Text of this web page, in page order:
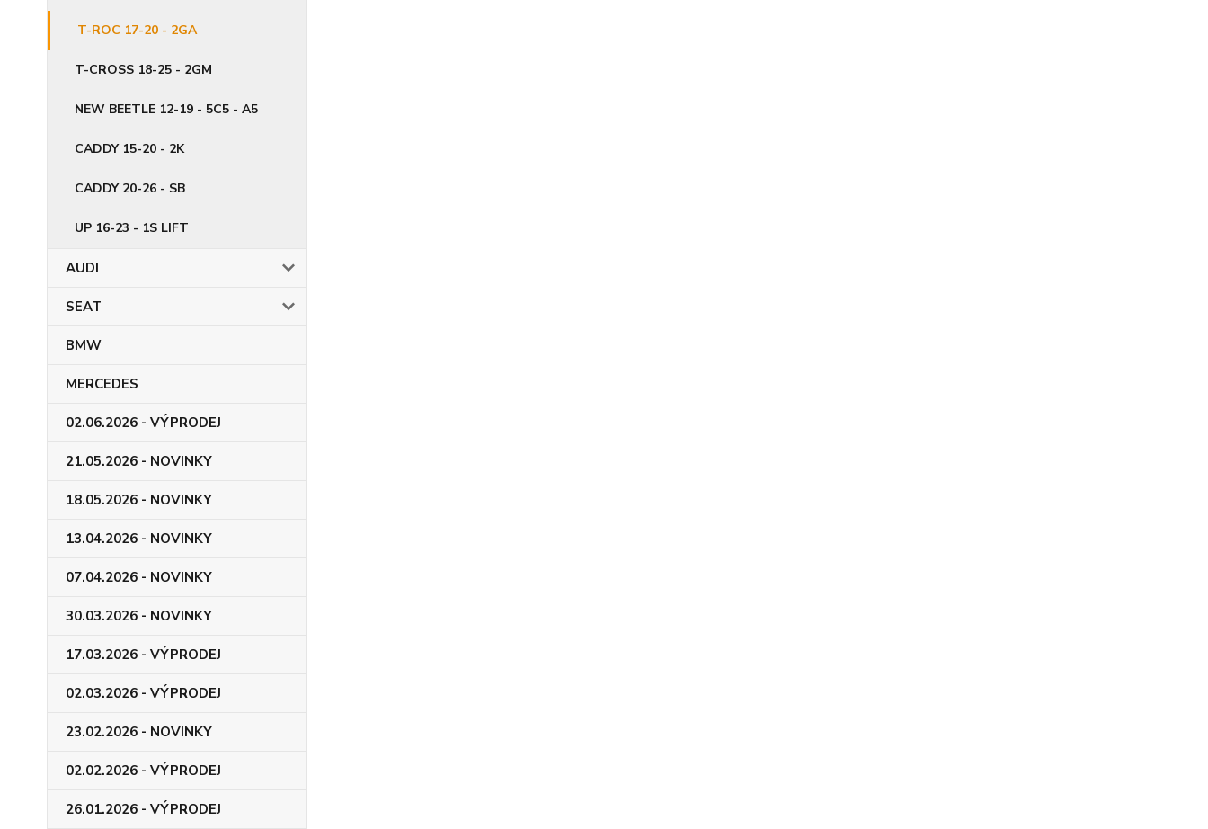
T-ROC 17-20 - 2GA
T-CROSS 18-25 - 2GM
NEW BEETLE 12-19 - 5C5 - A5
CADDY 15-20 - 2K
CADDY 20-26 - SB
UP 16-23 - 1S LIFT
AUDI
SEAT
BMW
MERCEDES
02.06.2026 - VÝPRODEJ
21.05.2026 - NOVINKY
18.05.2026 - NOVINKY
13.04.2026 - NOVINKY
07.04.2026 - NOVINKY
30.03.2026 - NOVINKY
17.03.2026 - VÝPRODEJ
02.03.2026 - VÝPRODEJ
23.02.2026 - NOVINKY
02.02.2026 - VÝPRODEJ
26.01.2026 - VÝPRODEJ